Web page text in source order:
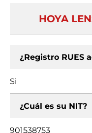
HOYA
¿Registro RUES
Si
¿Cuál es su NIT?
901538753